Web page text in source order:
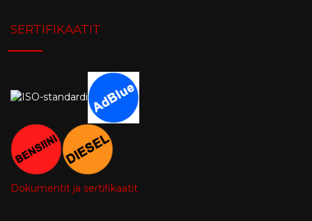
SERTIFIKAATIT
Dokumentit ja sertifikaatit